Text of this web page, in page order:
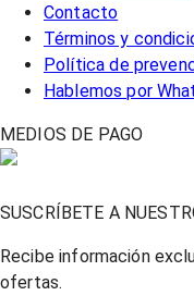
Contacto
Términos y
Política de
Hablemos por
MEDIOS DE PAGO
SUSCRÍBETE A
Recibe información
ofertas.